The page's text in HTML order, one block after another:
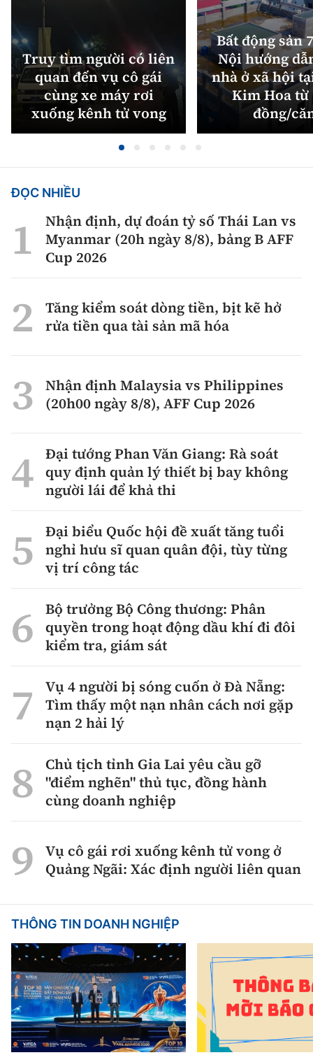
Truy tìm người có liên
quan đến vụ cô gái
cùng xe máy rơi
xuống kênh tử vong
Bất động sản
Nội hướng
nhà ở xã hội
Kim Hoa từ
đồng/
ĐỌC NHIỀU
Nhận định, dự đoán tỷ số Thái Lan vs
Myanmar (20h ngày 8/8), bảng B AFF
Cup 2026
Tăng kiểm soát dòng tiền, bịt kẽ hở
rửa tiền qua tài sản mã hóa
Nhận định Malaysia vs Philippines
(20h00 ngày 8/8), AFF Cup 2026
Đại tướng Phan Văn Giang: Rà soát
quy định quản lý thiết bị bay không
người lái để khả thi
Đại biểu Quốc hội đề xuất tăng tuổi
nghỉ hưu sĩ quan quân đội, tùy từng
vị trí công tác
Bộ trưởng Bộ Công thương: Phân
quyền trong hoạt động dầu khí đi đôi
kiểm tra, giám sát
Vụ 4 người bị sóng cuốn ở Đà Nẵng:
Tìm thấy một nạn nhân cách nơi gặp
nạn 2 hải lý
Chủ tịch tỉnh Gia Lai yêu cầu gỡ
"điểm nghẽn" thủ tục, đồng hành
cùng doanh nghiệp
Vụ cô gái rơi xuống kênh tử vong ở
Quảng Ngãi: Xác định người liên quan
THÔNG TIN DOANH NGHIỆP